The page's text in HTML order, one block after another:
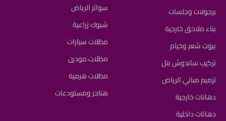
برجولات وجلسات
بناء ملاحق خارجية
بيوت شعر وخيام
تركيب ساندوش بنل
ترميم مباني الرياض
دهانات خارجية
دهانات داخلية
سواتر الرياض
شبوك زراعية
مظلات سيارات
مظلات مودرن
مظلات هرمية
هناجر ومستودعات